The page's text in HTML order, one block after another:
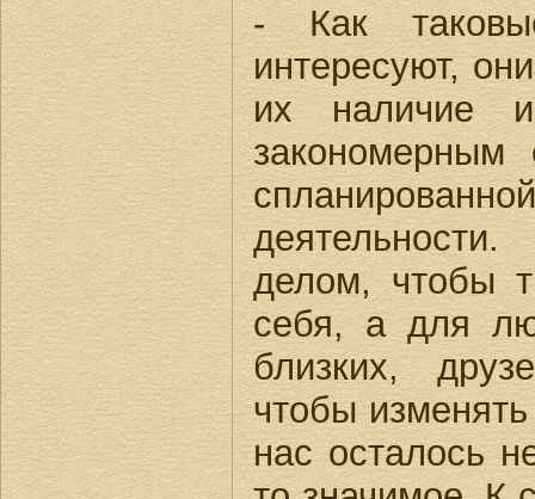
- Как
интересуют,
их наличие и
закономерным
делом, чтобы
себя, а для
близких,
чтобы
нас осталось